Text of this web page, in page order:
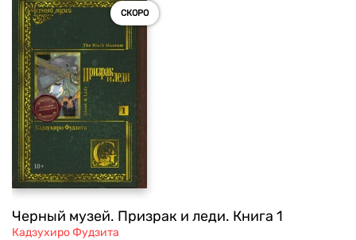
СКОРО
Черный музей. Призрак и леди. Книга 1
Кадзухиро Фудзита